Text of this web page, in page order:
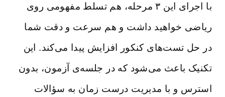
با اجرای این ۳ مرحله، هم تسلط مفهومی روی
ریاضی خواهید داشت و هم سرعت و دقت شما
در حل تست‌های کنکور افزایش پیدا می‌کند. این
تکنیک باعث می‌شود که در جلسه‌ی آزمون، بدون
استرس و با مدیریت درست زمان به سؤالات